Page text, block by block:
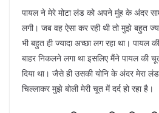
पायल ने मेरे मोटा लंड को अपने मुंह के अंदर
लगी। जब वह ऐसा कर रही थी तो मुझे बहुत
भी बहुत ही ज्यादा अच्छा लग रहा था। पायल
बाहर निकलने लगा था इसलिए मैंने पायल
दिया था। जैसे ही उसकी योनि के अंदर मेरा
चिल्लाकर मुझे बोली मेरी चूत में दर्द हो रहा है।